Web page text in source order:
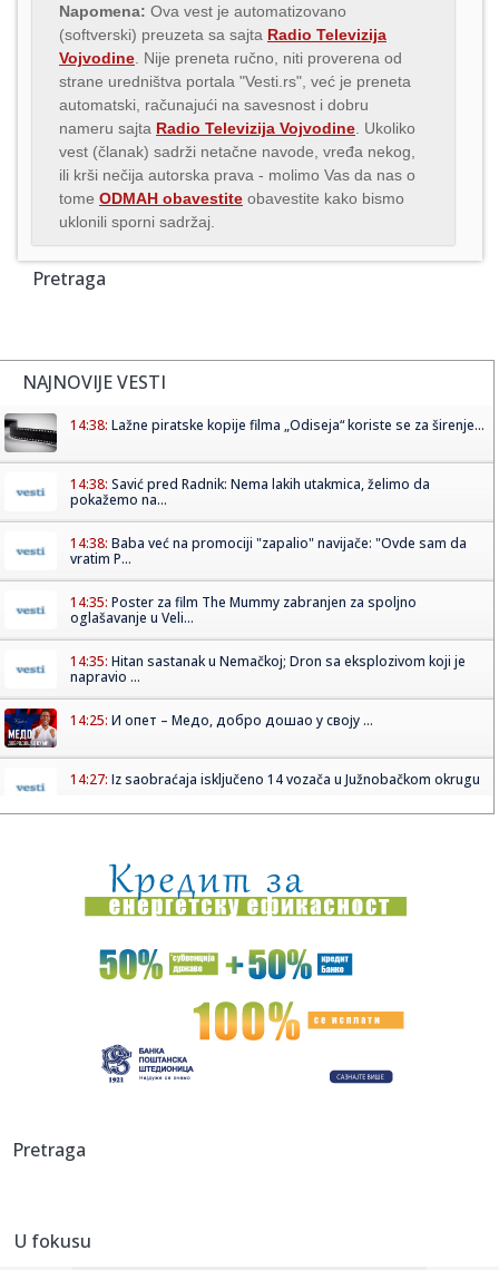
Napomena: Ova vest je automatizovano
(softverski) preuzeta sa sajta Radio Televizija
Vojvodine . Nije preneta ručno, niti proverena od
strane uredništva portala "Vesti.rs", već je preneta
automatski, računajući na savesnost i dobru
nameru sajta Radio Televizija Vojvodine . Ukoliko
vest (članak) sadrži netačne navode, vređa nekog,
ili krši nečija autorska prava - molimo Vas da nas o
tome ODMAH obavestite obavestite kako bismo
uklonili sporni sadržaj.
Pretraga
NAJNOVIJE VESTI
14:38: Lažne piratske kopije filma „Odiseja“ koriste se za širenje...
14:38: Savić pred Radnik: Nema lakih utakmica, želimo da
pokažemo na...
14:38: Baba već na promociji "zapalio" navijače: "Ovde sam da
vratim P...
14:35: Poster za film The Mummy zabranjen za spoljno
oglašavanje u Veli...
14:35: Hitan sastanak u Nemačkoj; Dron sa eksplozivom koji je
napravio ...
14:25: И опет – Медо, добро дошао у своју ...
14:27: Iz saobraćaja isključeno 14 vozača u Južnobačkom okrugu
14:26:Prvi put viđeni vrtlozi na Suncu: Naučnici rešavaju misteriju
14:24:Znakovi da vaš pas možda pati od artritisa
Španija zaprijetila Italiji kontramjerama
14:24:Zatražen pritvor uhapšenima u akciji "Trasa"
avgusta
14:24:
Pretraga
U fokusu